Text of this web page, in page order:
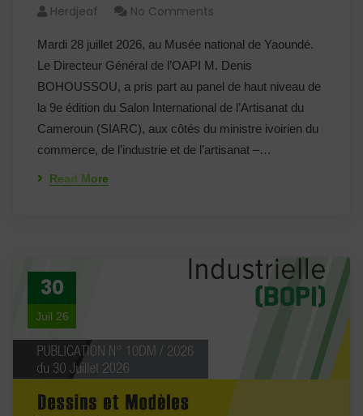
Herdjeaf No Comments
Mardi 28 juillet 2026, au Musée national de Yaoundé.
Le Directeur Général de l’OAPI M. Denis
BOHOUSSOU, a pris part au panel de haut niveau de
la 9e édition du Salon International de l’Artisanat du
Cameroun (SIARC), aux côtés du ministre ivoirien du
commerce, de l’industrie et de l’artisanat –…
Read More
30
Juil 26